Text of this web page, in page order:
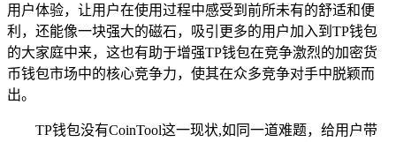
用户体验，让用户在使用过程中感受到前所未有的舒适和便
利，还能像一块强大的磁石，吸引更多的用户加入到TP钱包
的大家庭中来，这也有助于增强TP钱包在竞争激烈的加密货
币钱包市场中的核心竞争力，使其在众多竞争对手中脱颖而
出。
TP钱包没有CoinTool这一现状,如同一道难题，给用户带